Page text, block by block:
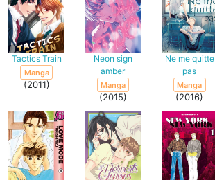
Tactics Train
Manga
(2011)
Neon sign
amber
Manga
(2015)
Ne me quitte
pas
Manga
(2016)